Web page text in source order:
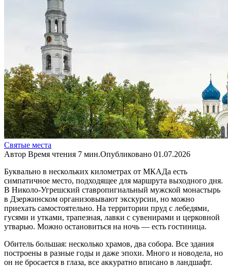
Святые места
Автор Время чтения 7 мин.Опубликовано 01.07.2026
Буквально в нескольких километрах от МКАДа есть
симпатичное место, подходящее для маршрута выходного дня.
В Николо-Угрешский ставропигиальный мужской монастырь
в Дзержинском организовывают экскурсии, но можно
приехать самостоятельно. На территории пруд с лебедями,
гусями и утками, трапезная, лавки с сувенирами и церковной
утварью. Можно остановиться на ночь — есть гостиница.
Обитель большая: несколько храмов, два собора. Все здания
построены в разные годы и даже эпохи. Много и новодела, но
он не бросается в глаза, все аккуратно вписано в ландшафт.